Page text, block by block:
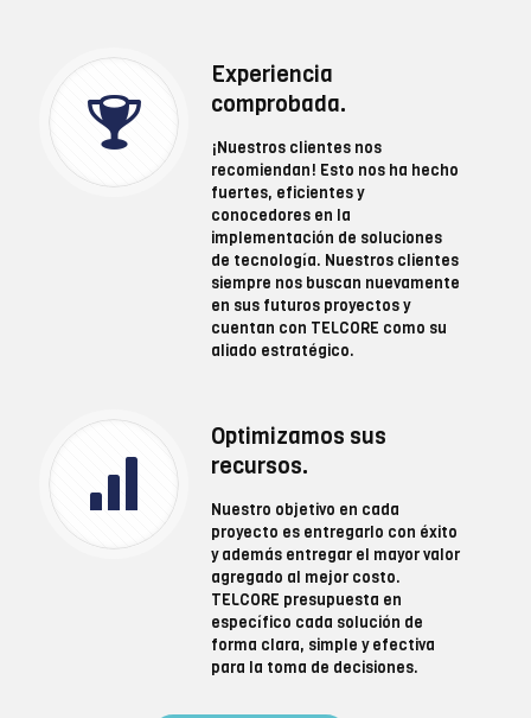
Experiencia
comprobada.
¡Nuestros clientes nos
recomiendan! Esto nos ha hecho
fuertes, eficientes y
conocedores en la
implementación de soluciones
de tecnología. Nuestros clientes
siempre nos buscan nuevamente
en sus futuros proyectos y
cuentan con TELCORE como su
aliado estratégico.
Optimizamos sus
recursos.
Nuestro objetivo en cada
proyecto es entregarlo con éxito
y además entregar el mayor valor
agregado al mejor costo.
TELCORE presupuesta en
específico cada solución de
forma clara, simple y efectiva
para la toma de decisiones.